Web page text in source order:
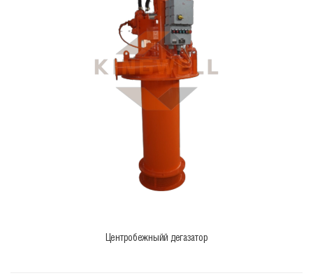
Центробежныйй дегазатор